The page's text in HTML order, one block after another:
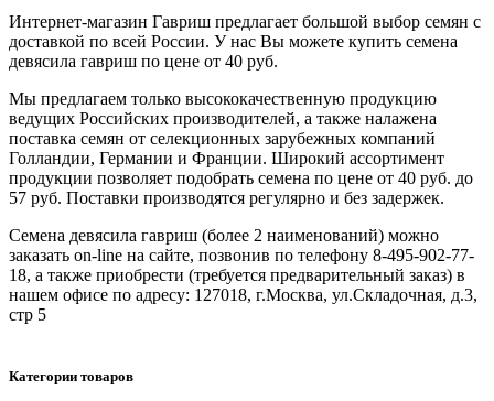
Интернет-магазин Гавриш предлагает большой выбор семян с
доставкой по всей России. У нас Вы можете купить семена
девясила гавриш по цене от 40 руб.
Мы предлагаем только высококачественную продукцию
ведущих Российских производителей, а также налажена
поставка семян от селекционных зарубежных компаний
Голландии, Германии и Франции. Широкий ассортимент
продукции позволяет подобрать семена по цене от 40 руб. до
57 руб. Поставки производятся регулярно и без задержек.
Семена девясила гавриш (более 2 наименований) можно
заказать on-line на сайте, позвонив по телефону 8-495-902-77-
18, а также приобрести (требуется предварительный заказ) в
нашем офисе по адресу: 127018, г.Москва, ул.Складочная, д.3,
стр 5
Категории товаров